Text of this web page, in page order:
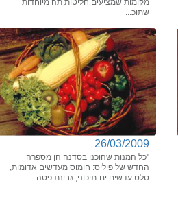
שתוכ...
26/03/2009
''כל המנות שהוכנו בסדנה הן מספרה
החדש של פיליס: חומוס מעדשים אדומות,
סלט עדשים ים-תיכוני, גבינת פטה ...